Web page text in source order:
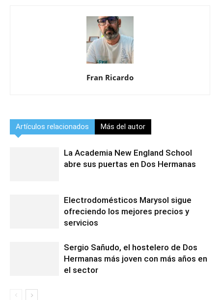
Fran Ricardo
Artículos relacionados Más del autor
La Academia New England School
abre sus puertas en Dos Hermanas
Electrodomésticos Marysol sigue
ofreciendo los mejores precios y
servicios
Sergio Sañudo, el hostelero de Dos
Hermanas más joven con más años en
el sector